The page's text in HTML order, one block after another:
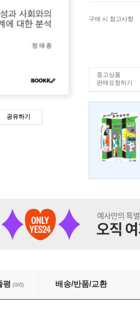
공유하기
구매 시 참고사항
중고상품
판매요청하기
평 (0/0) 배송/반품/교환